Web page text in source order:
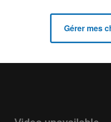
Gérer mes